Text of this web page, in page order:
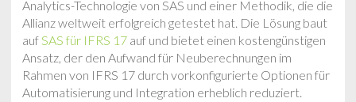
Analytics-Technologie von SAS und einer Methodik, die die
Allianz weltweit erfolgreich getestet hat. Die Lösung baut
aufSAS für IFRS 17 auf und bietet einen kostengünstigen
Ansatz, der den Aufwand für Neuberechnungen im
Rahmen von IFRS 17 durch vorkonfigurierte Optionen für
Automatisierung und Integration erheblich reduziert.